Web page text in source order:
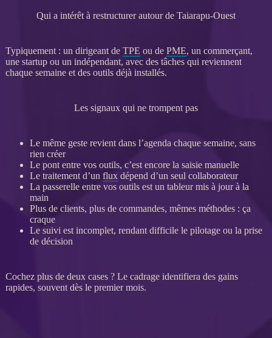
Qui a intérêt à restructurer autour de Taiarapu-Ouest
Typiquement : un dirigeant de TPE ou de PME, un commerçant,
une startup ou un indépendant, avec des tâches qui reviennent
chaque semaine et des outils déjà installés.
Les signaux qui ne trompent pas
Le même geste revient dans l’agenda chaque semaine, sans
rien créer
Le pont entre vos outils, c’est encore la saisie manuelle
Le traitement d’un fluxdépend d’un seul collaborateur
La passerelle entre vos outils est un tableur mis à jour à la
main
Plus de clients, plus de commandes, mêmes méthodes : ça
craque
Le suivi est incomplet, rendant difficile le pilotageou la prise
de décision
Cochez plus de deux cases ? Le cadrageidentifiera des gains
rapides, souvent dès le premier mois.